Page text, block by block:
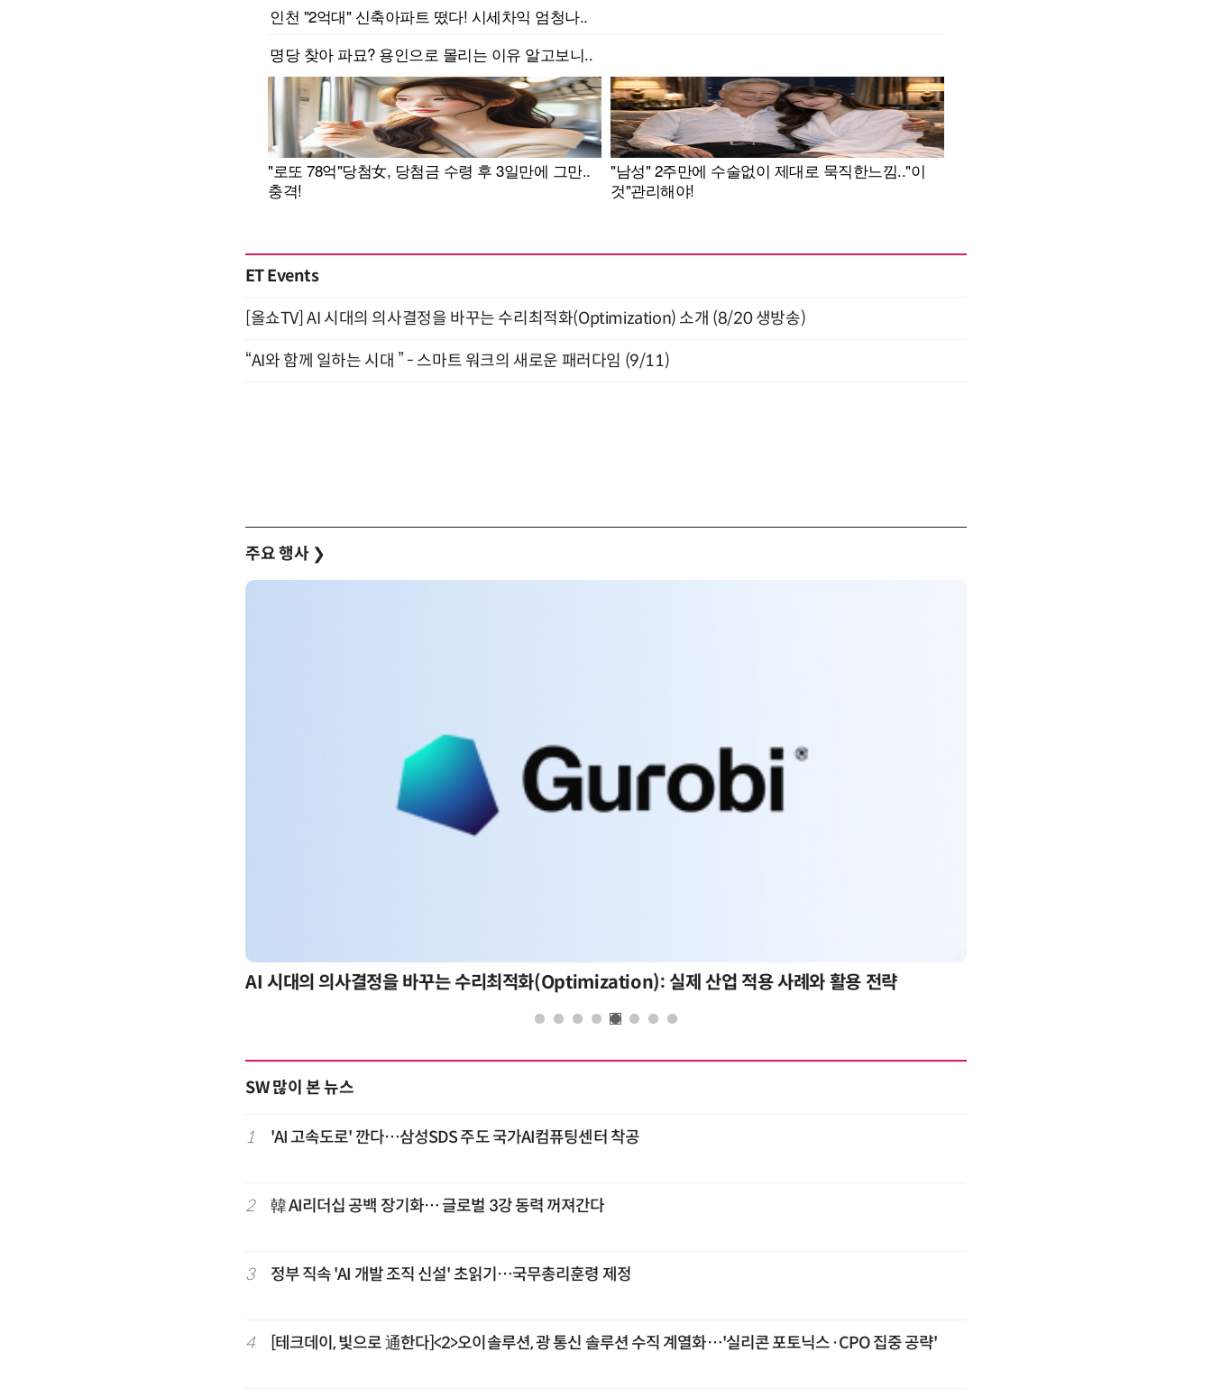
ET Events
[올쇼TV] AI 시대의 의사결정을 바꾸는 수리최적화(Optimization) 소개 (8/20 생방송)
“AI와 함께 일하는 시대 ” - 스마트 워크의 새로운 패러다임 (9/11)
주요 행사 ❯
AI 시대의 의사결정을 바꾸는 수리최적화(Optimization): 실제 산업 적용 사례와 활용 전략
SW 많이 본 뉴스
1 'AI 고속도로' 깐다…삼성SDS 주도 국가AI컴퓨팅센터 착공
2 韓 AI리더십 공백 장기화… 글로벌 3강 동력 꺼져간다
3 정부 직속 'AI 개발 조직 신설' 초읽기…국무총리훈령 제정
4 [테크데이, 빛으로 通한다]<2>오이솔루션, 광 통신 솔루션 수직 계열화…'실리콘 포토닉스·CPO 집중 공략'